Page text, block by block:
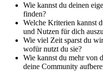
Wie kannst du deinen
finden?
Welche Kriterien kannst
und Nutzen für dich
Wie viel Zeit sparst du
wofür nutzt du sie?
Wie kannst du mehr von
deine Community